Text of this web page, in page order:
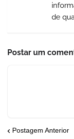
de
Postar um
Postagem Anterior